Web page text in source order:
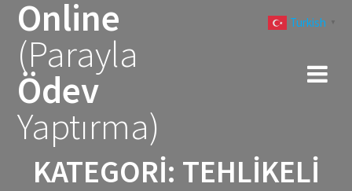
Online
(Parayla
Ödev
Yaptırma)
KATEGORI: TEHLIKELI
Turkish ▼